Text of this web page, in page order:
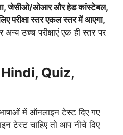
जेसीओ/ओआर और हेड कांस्टेबल,
परीक्षा स्तर एकल स्तर में आएगा,
उच्च परीक्षाएं एक ही स्तर पर
Quiz,
भाषाओं में ऑनलाइन टेस्ट दिए गए
टेस्ट चाहिए तो आप नीचे दिए